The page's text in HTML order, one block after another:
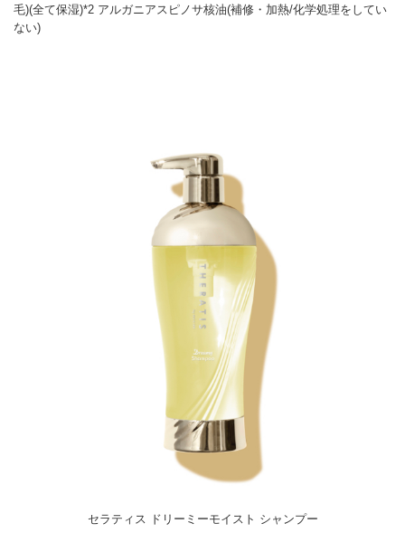
毛)(全て保湿)*2 アルガニアスピノサ核油(補修・加熱/化学処理をしてい
ない)
セラティス ドリーミーモイスト シャンプー